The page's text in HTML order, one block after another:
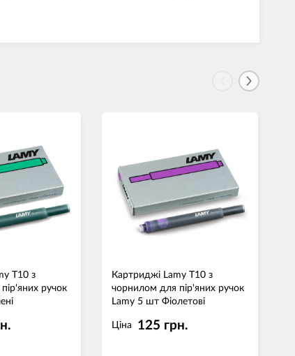
T10 з
ручок
Картриджі Lamy T10 з
чорнилом для пір'яних ручок
Lamy 5 шт Фіолетові
Ціна 125 грн.